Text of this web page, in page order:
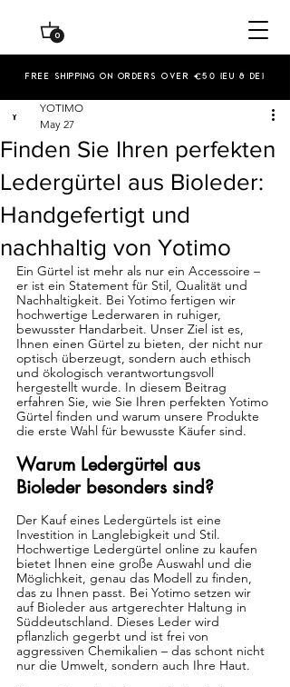
Free shipping on orders over €50 (EU & De)
0
Finden Sie Ihren perfekten
Ledergürtel aus Bioleder:
Handgefertigt und
nachhaltig von Yotimo
YOTIMO
May 27
Ein Gürtel ist mehr als nur ein Accessoire –
er ist ein Statement für Stil, Qualität und
Nachhaltigkeit. Bei Yotimo fertigen wir
hochwertige Lederwaren in ruhiger,
bewusster Handarbeit. Unser Ziel ist es,
Ihnen einen Gürtel zu bieten, der nicht nur
optisch überzeugt, sondern auch ethisch
und ökologisch verantwortungsvoll
hergestellt wurde. In diesem Beitrag
erfahren Sie, wie Sie Ihren perfekten Yotimo
Gürtel finden und warum unsere Produkte
die erste Wahl für bewusste Käufer sind.
Warum Ledergürtel aus
Bioleder besonders sind?
Der Kauf eines Ledergürtels ist eine
Investition in Langlebigkeit und Stil.
Hochwertige Ledergürtel online zu kaufen
bietet Ihnen eine große Auswahl und die
Möglichkeit, genau das Modell zu finden,
das zu Ihnen passt. Bei Yotimo setzen wir
auf Bioleder aus artgerechter Haltung in
Süddeutschland. Dieses Leder wird
pflanzlich gegerbt und ist frei von
aggressiven Chemikalien – das schont nicht
nur die Umwelt, sondern auch Ihre Haut.